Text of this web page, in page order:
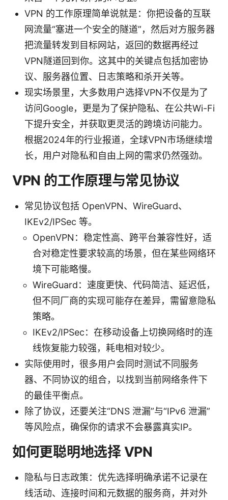
VPN 的工作原理简单说就是：你把设备的互联
网流量“塞进一个安全的隧道”，然后对方服务器
把流量转发到目标网站，返回的数据再经过
VPN隧道回到你。这其中的关键点包括加密协
议、服务器位置、日志策略和杀开关等。
现实场景里，大多数用户选择VPN不仅是为了
访问Google，更是为了保护隐私、在公共Wi-Fi
下提升安全，并获取更灵活的跨境访问能力。
根据2024年的行业报道，全球VPN市场继续增
长，用户对隐私和自由上网的需求仍然强劲。
VPN 的工作原理与常见协议
常见协议包括 OpenVPN、WireGuard、
IKEv2/IPSec 等。
OpenVPN：稳定性高、跨平台兼容性好，适
合对稳定性要求较高的场景，但在某些网络环
境下可能略慢。
WireGuard：速度更快、代码简洁、延迟低，
但不同厂商的实现可能存在差异，需留意隐私
策略。
IKEv2/IPSec：在移动设备上切换网络时的连
线恢复能力较强，耗电相对较少。
实际使用时，很多用户会同时测试不同服务
器、不同协议的组合，以找到当前网络条件下
的最佳平衡点。
除了协议，还要关注“DNS 泄漏”与“IPv6 泄漏”
等风险点，确保你的请求不会暴露真实IP。
如何更聪明地选择 VPN
隐私与日志政策：优先选择明确承诺不记录在
线活动、连接时间和元数据的服务商，并对外